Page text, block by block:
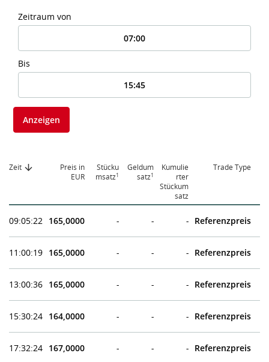
Zeitraum von
Bis
Anzeigen
Zeit
Preis in
EUR
Stücku
msatz1
Geldum
satz1
Kumulie
rter
Stückum
satz
Trade Type
09:05:22 165,0000 - - - Referenzpreis
11:00:19 165,0000 - - - Referenzpreis
13:00:36 165,0000 - - - Referenzpreis
15:30:24 164,0000 - - - Referenzpreis
17:32:24 167,0000 - - - Referenzpreis